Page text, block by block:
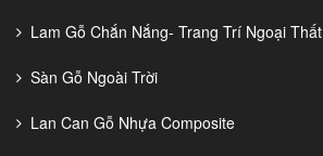
Lam Gỗ Chắn Nắng- Trang Trí Ngoại Thất
Sàn Gỗ Ngoài Trời
Lan Can Gỗ Nhựa Composite